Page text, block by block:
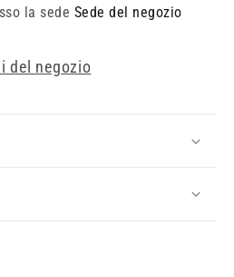
la sede Sede del negozio
del negozio